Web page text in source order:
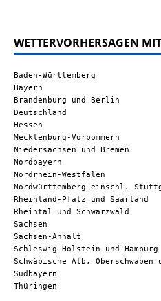
WETTERVORHERSAGEN
Baden-Württemberg
Bayern
Brandenburg und Berlin
Deutschland
Hessen
Mecklenburg-Vorpommern
Niedersachsen und Bremen
Nordbayern
Nordrhein-Westfalen
Nordwürttemberg einschl.
Rheinland-Pfalz und Saarland
Rheintal und Schwarzwald
Sachsen
Sachsen-Anhalt
Schleswig-Holstein und Hamburg
Schwäbische Alb, Oberschwaben
Südbayern
Thüringen